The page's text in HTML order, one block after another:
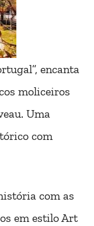
encanta
moliceiros
Uma
com
com as
em estilo Art